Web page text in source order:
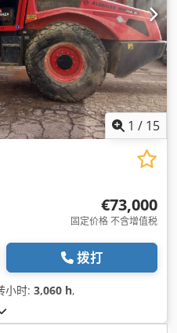
1 / 15
€73,000
固定价格 不含增值税
拨打
小时: 3,060 h,